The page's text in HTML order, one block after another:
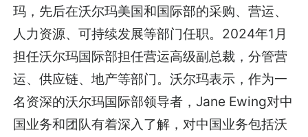
玛，先后在沃尔玛美国和国际部的采购、营运、
人力资源、可持续发展等部门任职。2024年1月
担任沃尔玛国际部担任营运高级副总裁，分管营
运、供应链、地产等部门。沃尔玛表示，作为一
名资深的沃尔玛国际部领导者，Jane Ewing对中
国业务和团队有着深入了解，对中国业务包括沃